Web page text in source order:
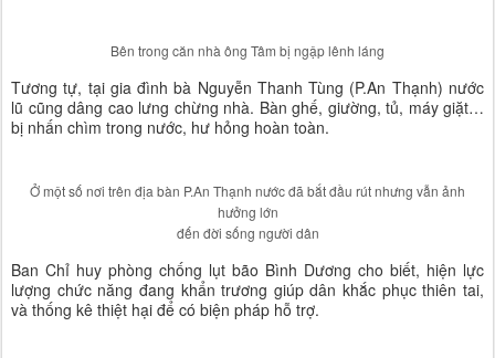
Bên trong căn nhà ông Tâm bị ngập lênh láng
Tương tự, tại gia đình bà Nguyễn Thanh Tùng (P.An Thạnh) nước
lũ cũng dâng cao lưng chừng nhà. Bàn ghế, giường, tủ, máy giặt…
bị nhấn chìm trong nước, hư hỏng hoàn toàn.
Ở một số nơi trên địa bàn P.An Thạnh nước đã bắt đầu rút nhưng vẫn ảnh
hưởng lớn
đến đời sống người dân
Ban Chỉ huy phòng chống lụt bão Bình Dương cho biết, hiện lực
lượng chức năng đang khẩn trương giúp dân khắc phục thiên tai,
và thống kê thiệt hại để có biện pháp hỗ trợ.